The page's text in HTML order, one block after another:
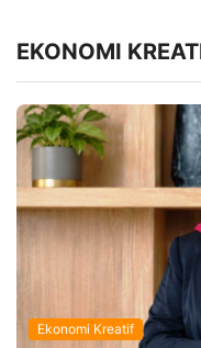
EKONOMI
Ekonomi Kreatif